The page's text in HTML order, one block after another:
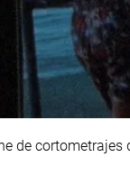
de cortometrajes